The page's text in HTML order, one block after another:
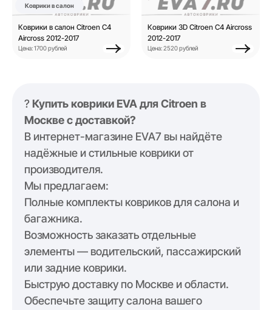
Коврики в салон
Коврики в салон Citroen C4
Aircross 2012-2017
Цена: 1700 рублей
Коврики 3D Citroen C4 Aircross
2012-2017
Цена: 2520 рублей
? Купить коврики EVA для Citroen в
Москве с доставкой?
В интернет-магазине EVA7 вы найдёте
надёжные и стильные коврики от
производителя.
Мы предлагаем:
Полные комплекты ковриков для салона и
багажника.
Возможность заказать отдельные
элементы — водительский, пассажирский
или задние коврики.
Быструю доставку по Москве и области.
Обеспечьте защиту салона вашего